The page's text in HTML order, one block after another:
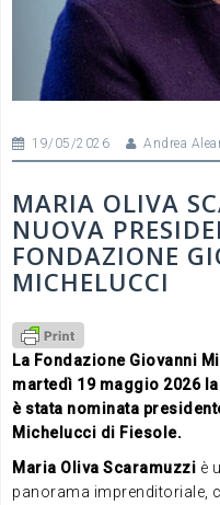
19/05/2026 Andrea
MARIA OLIVA
NUOVA
FONDAZIONE
MICHELUCCI
La Fondazione Giovanni
martedì 19 maggio 2026
è stata nominata
Michelucci di Fiesole.
Maria Oliva Scaramuzzi è
panorama imprenditoriale,